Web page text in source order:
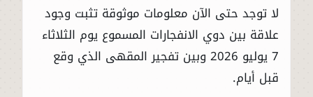
لا توجد حتى الآن معلومات موثوقة تثبت وجود
علاقة بين دوي الانفجارات المسموع يوم الثلاثاء
7 يوليو 2026 وبين تفجير المقهى الذي وقع
قبل أيام.